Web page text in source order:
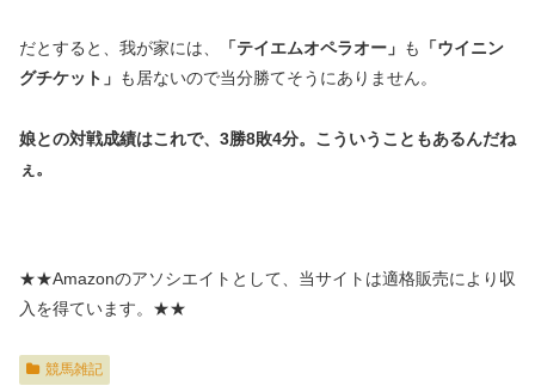
だとすると、我が家には、 「テイエムオペラオー」 も
「ウイニン
グチケット」 も居ないので当分勝てそうにありません。
娘との対戦成績はこれで、3勝8敗4分。こういうこともあるんだね
ぇ。
★★Amazonのアソシエイトとして、当サイトは適格販売により収
入を得ています。★★
競馬雑記